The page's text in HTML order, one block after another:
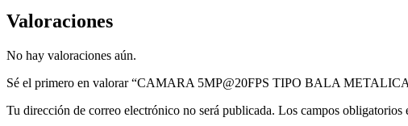
Valoraciones
No hay valoraciones aún.
Sé el primero en valorar “CAMARA 5MP@20FPS TIPO BALA
Tu dirección de correo electrónico no será publicada. Los campos obligatorios